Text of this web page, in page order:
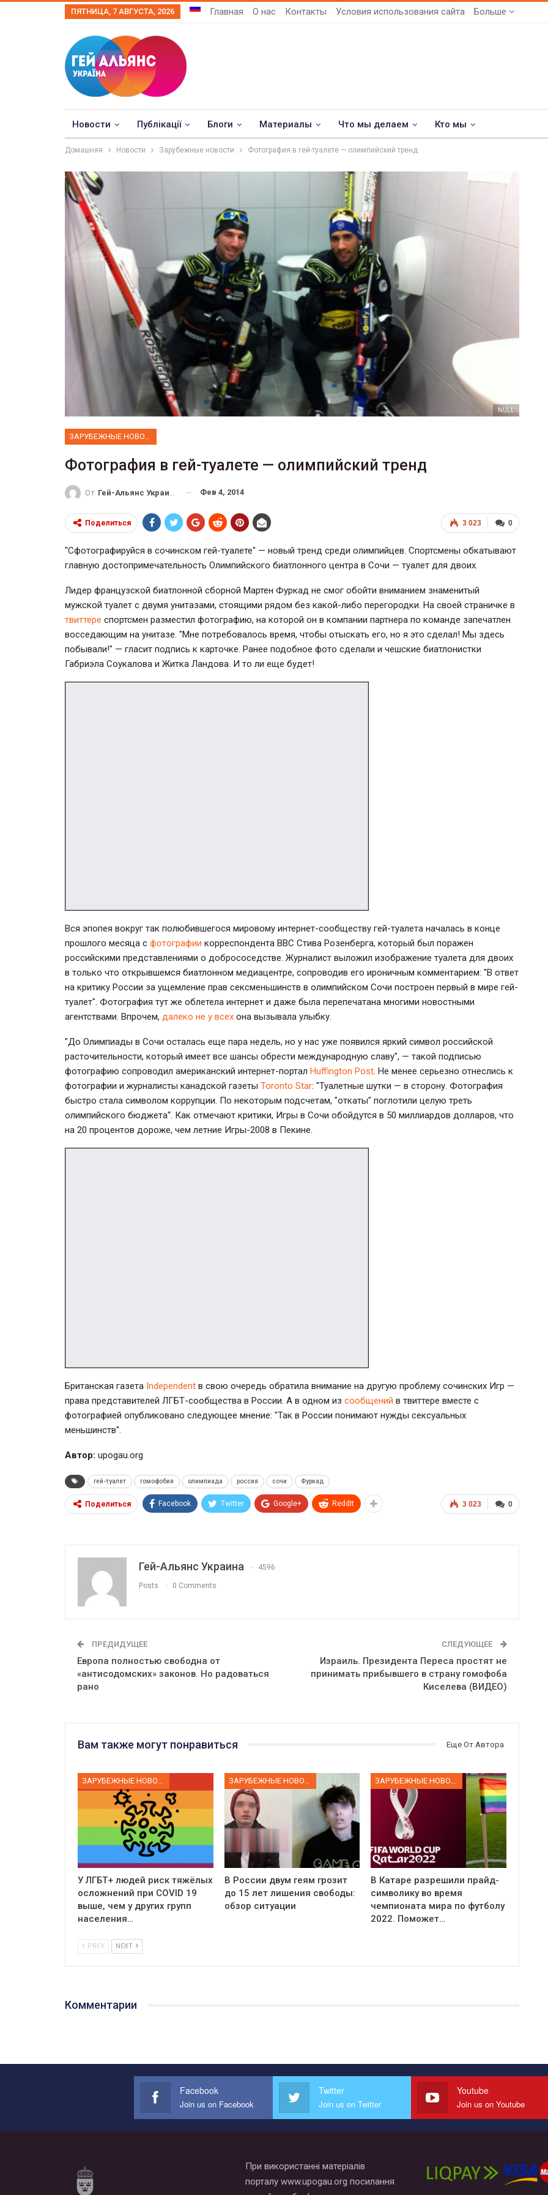
ПЯТНИЦА, 7 АВГУСТА, 2026 Главная О нас Контакты Условия использования сайта Больше
Новости Публікації Блоги Материалы Что мы делаем Кто мы
Домашняя Новости Зарубежные новости Фотография в гей-туалете — олимпийский тренд
NULL
ЗАРУБЕЖНЫЕ НОВОСТИ
Фотография в гей-туалете — олимпийский тренд
От Гей-Альянс Украина Фев 4, 2014
0
3 023
Поделиться
"Сфотографируйся в сочинском гей-туалете" — новый тренд среди олимпийцев. Спортсмены обкатывают
главную достопримечательность Олимпийского биатлонного центра в Сочи — туалет для двоих.
Лидер французской биатлонной сборной Мартен Фуркад не смог обойти вниманием знаменитый
мужской туалет с двумя унитазами, стоящими рядом без какой-либо перегородки. На своей страничке в
твиттере спортсмен разместил фотографию, на которой он в компании партнера по команде запечатлен
восседающим на унитазе. "Мне потребовалось время, чтобы отыскать его, но я это сделал! Мы здесь
побывали!" — гласит подпись к карточке. Ранее подобное фото сделали и чешские биатлонистки
Габриэла Соукалова и Житка Ландова. И то ли еще будет!
Вся эпопея вокруг так полюбившегося мировому интернет-сообществу гей-туалета началась в конце
прошлого месяца с фотографии корреспондента ВВС Стива Розенберга, который был поражен
российскими представлениями о добрососедстве. Журналист выложил изображение туалета для двоих
в только что открывшемся биатлонном медиацентре, сопроводив его ироничным комментарием: "В ответ
на критику России за ущемление прав сексменьшинств в олимпийском Сочи построен первый в мире гей-
туалет". Фотография тут же облетела интернет и даже была перепечатана многими новостными
агентствами. Впрочем, далеко не у всех она вызывала улыбку.
"До Олимпиады в Сочи осталась еще пара недель, но у нас уже появился яркий символ российской
расточительности, который имеет все шансы обрести международную славу", — такой подписью
фотографию сопроводил американский интернет-портал Huffington Post . Не менее серьезно отнеслись к
фотографии и журналисты канадской газеты Toronto Star: "Туалетные шутки — в сторону. Фотография
быстро стала символом коррупции. По некоторым подсчетам, "откаты" поглотили целую треть
олимпийского бюджета“. Как отмечают критики, Игры в Сочи обойдутся в 50 миллиардов долларов, что
на 20 процентов дороже, чем летние Игры-2008 в Пекине.
Британская газета Independent в свою очередь обратила внимание на другую проблему сочинских Игр —
права представителей ЛГБТ-сообщества в России. А в одном из сообщений в твиттере вместе с
фотографией опубликовано следующее мнение: "Так в России понимают нужды сексуальных
меньшинств".
Автор: upogau.org
гей-туалет гомофобия олимпиада россия сочи Фуркад
0
3 023
Поделиться Facebook Twitter Google+ ReddIt
Гей-Альянс Украина 4596
Posts 0 Comments
ПРЕДИДУЩЕЕ
Европа полностью свободна от
«антиcодомских» законов. Но радоваться
рано
СЛЕДУЮЩЕЕ
Израиль. Президента Переса простят не
принимать прибывшего в страну гомофоба
Киселева (ВИДЕО)
Вам также могут понравиться Еще От Автора
ЗАРУБЕЖНЫЕ НОВОСТИ
У ЛГБТ+ людей риск тяжёлых
осложнений при COVID 19
выше, чем у других групп
населения…
ЗАРУБЕЖНЫЕ НОВОСТИ
В России двум геям грозит
до 15 лет лишения свободы:
обзор ситуации
ЗАРУБЕЖНЫЕ НОВОСТИ
В Катаре разрешили прайд-
символику во время
чемпионата мира по футболу
2022. Поможет…
PREV NEXT
Комментарии
ФОТО
Прайд в Тель-Авиве собрал 200
тысяч участников
ГЕЙ-АЛЬЯНС УКРАИНА Июн 10, 2017 0
Военнослужащие-трансгендеры
Июл 27, 2017
Facebook
Join us on Facebook
Twitter
Join us on Twitter
Youtube
Join us on Youtube
При використанні матеріалів
порталу www.upogau.org посилання